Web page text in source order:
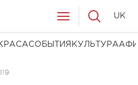
СОБЫТИЯ КУЛЬТУРА
UK